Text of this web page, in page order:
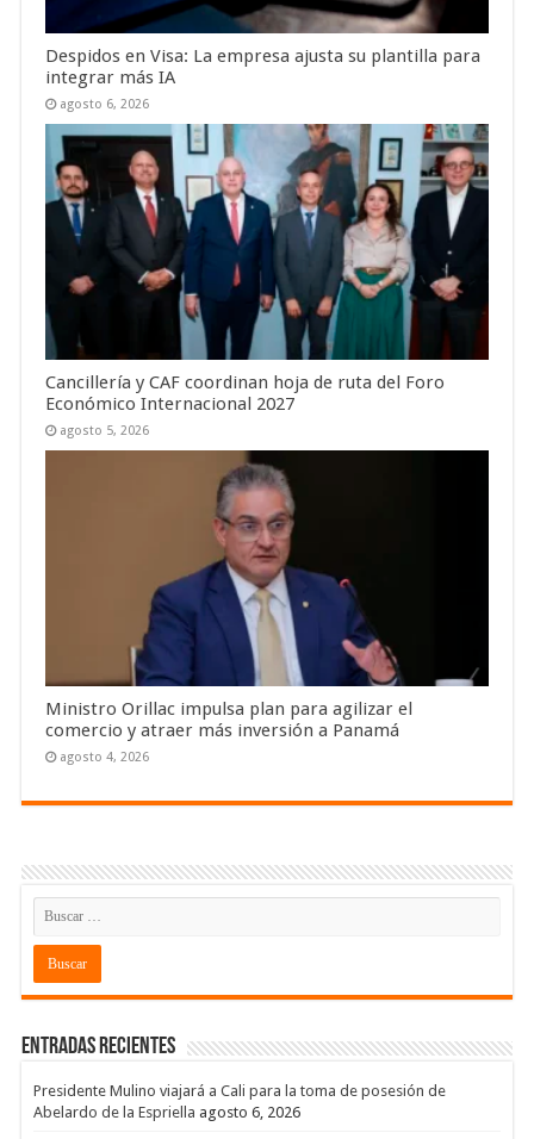
Despidos en Visa: La empresa ajusta su plantilla para
integrar más IA
agosto 6, 2026
Cancillería y CAF coordinan hoja de ruta del Foro
Económico Internacional 2027
agosto 5, 2026
Ministro Orillac impulsa plan para agilizar el
comercio y atraer más inversión a Panamá
agosto 4, 2026
Entradas recientes
Presidente Mulino viajará a Cali para la toma de posesión de
Abelardo de la Espriella agosto 6, 2026